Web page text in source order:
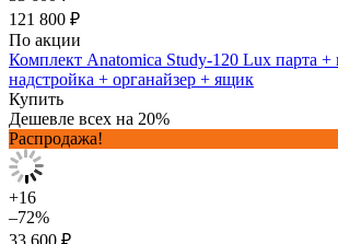
121 800 ₽
По акции
Комплект Anatomica Study-120 Lux парта +
надстройка + органайзер + ящик
Купить
Дешевле всех на 20%
Распродажа!
+16
–72%
33 600 ₽